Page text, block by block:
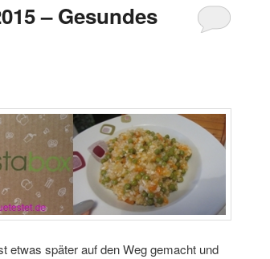
– Gesundes
etwas später auf den Weg gemacht und